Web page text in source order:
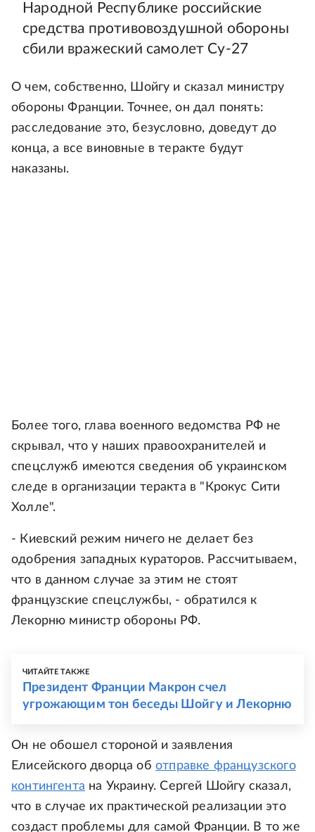
Народной Республике российские
средства противовоздушной обороны
сбили вражеский самолет Су-27
О чем, собственно, Шойгу и сказал министру
обороны Франции. Точнее, он дал понять:
расследование это, безусловно, доведут до
конца, а все виновные в теракте будут
наказаны.
Более того, глава военного ведомства РФ не
скрывал, что у наших правоохранителей и
спецслужб имеются сведения об украинском
следе в организации теракта в "Крокус Сити
Холле".
- Киевский режим ничего не делает без
одобрения западных кураторов. Рассчитываем,
что в данном случае за этим не стоят
французские спецслужбы, - обратился к
Лекорню министр обороны РФ.
ЧИТАЙТЕ ТАКЖЕ
Президент Франции Макрон счел
угрожающим тон беседы Шойгу и Лекорню
Он не обошел стороной и заявления
Елисейского дворца об отправке французского
контингента на Украину. Сергей Шойгу сказал,
что в случае их практической реализации это
создаст проблемы для самой Франции. В то же